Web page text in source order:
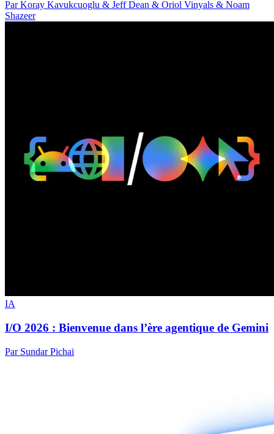
Par Koray Kavukcuoglu & Jeff Dean & Oriol Vinyals & Noam
Shazeer
IA
I/O 2026 : Bienvenue dans l’ère agentique de Gemini
Par Sundar Pichai